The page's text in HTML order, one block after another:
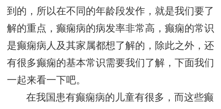
到的，所以在不同的年龄段发作，就是我们要了
解的重点，癫痫病的病发率非常高，癫痫的常识
是癫痫病人及其家属都想了解的，除此之外，还
有很多癫痫的基本常识需要我们了解，下面我们
一起来看一下吧。
在我国患有癫痫病的儿童有很多，而这些癫